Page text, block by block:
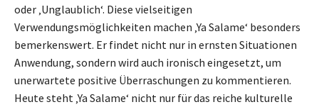
oder ‚Unglaublich‘. Diese vielseitigen
Verwendungsmöglichkeiten machen ‚Ya Salame‘ besonders
bemerkenswert. Er findet nicht nur in ernsten Situationen
Anwendung, sondern wird auch ironisch eingesetzt, um
unerwartete positive Überraschungen zu kommentieren.
Heute steht ‚Ya Salame‘ nicht nur für das reiche kulturelle